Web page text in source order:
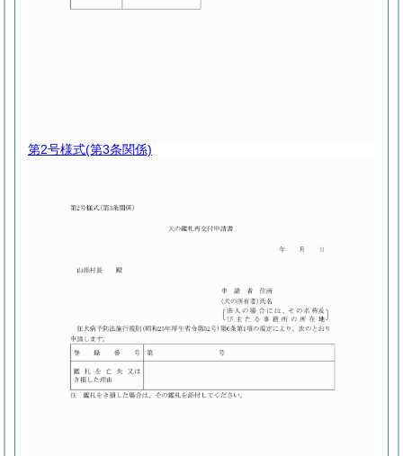
第2号様式(第3条関係)